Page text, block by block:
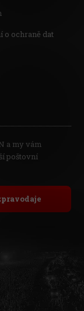
o ochraně dat
a my vám
poštovní